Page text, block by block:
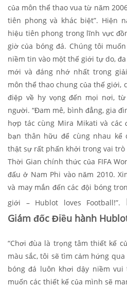
của môn thể thao vua từ năm
tiên phong và khác biệt”. Hiện
hiệu tiên phong trong lĩnh vực
giờ của bóng đá. Chúng tôi
niềm tin vào một thế giới tự do,
mới và đáng nhớ nhất trong
môn thể thao chung của thế giới,
điệp về hy vọng đến mọi nơi,
người. “Đam mê, bình đẳng, gia
hợp tác cùng Mira Mikati và các
bạn thân hữu để cùng nhau kể
thật sự rất phấn khởi trong vai trò
Thời Gian chính thức của FIFA
đấu ở Nam Phi vào năm 2010.
và may mắn đến các đội bóng
giới – Hublot loves Football!”.
Giám đốc Điều hành
“Chơi đùa là trọng tâm thiết kế
màu sắc, tôi sẽ tìm cảm hứng
bóng đá luôn khơi dậy niềm
muốn các thiết kế của mình sẽ